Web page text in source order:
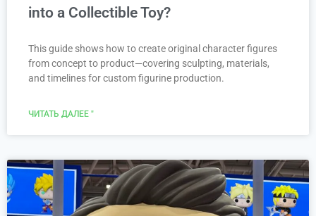
into a Collectible Toy?
This guide shows how to create original character figures
from concept to product—covering sculpting, materials,
and timelines for custom figurine production.
ЧИТАТЬ ДАЛЕЕ "